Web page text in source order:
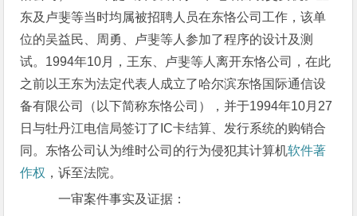
东及卢斐等当时均属被招聘人员在东恪公司工作，该单
位的吴益民、周勇、卢斐等人参加了程序的设计及测
试。1994年10月，王东、卢斐等人离开东恪公司，在此
之前以王东为法定代表人成立了哈尔滨东恪国际通信设
备有限公司（以下简称东恪公司），并于1994年10月27
日与牡丹江电信局签订了IC卡结算、发行系统的购销合
同。东恪公司认为维时公司的行为侵犯其计算机软件著
作权 ，诉至法院。
一审案件事实及证据：